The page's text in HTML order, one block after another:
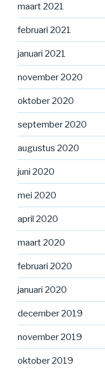
maart 2021
februari 2021
januari 2021
november 2020
oktober 2020
september 2020
augustus 2020
juni 2020
mei 2020
april 2020
maart 2020
februari 2020
januari 2020
december 2019
november 2019
oktober 2019